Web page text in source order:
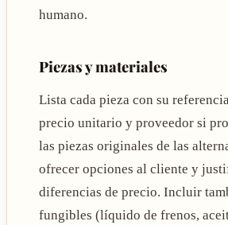
humano.
Piezas y materiales
Lista cada pieza con su
precio unitario y proveedor si
las piezas originales de las
ofrecer opciones al cliente y
diferencias de precio. Incluir
fungibles (líquido de frenos,